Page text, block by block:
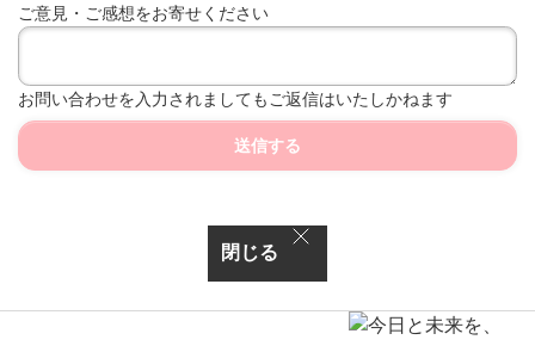
ご意見・ご感想をお寄せください
お問い合わせを入力されましてもご返信はいたしかねます
送信する
閉じる